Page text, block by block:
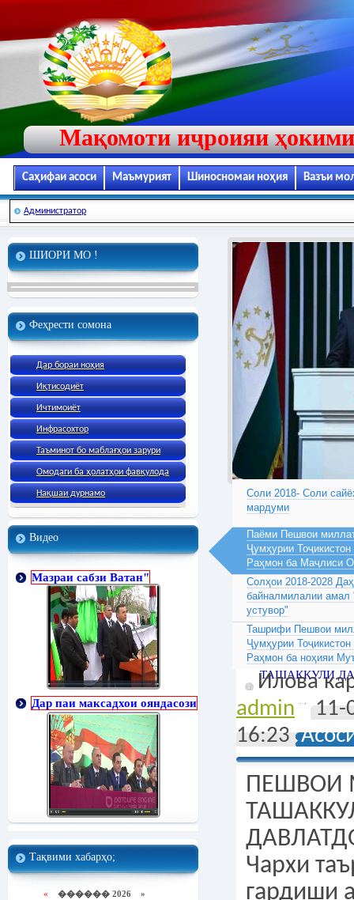
Мақомоти иҷроияи
Саҳифаи асоси Маъмурият Шиносномаи ноҳия Вазъи
Администратор
ШИОРИ МО !
Феҳрести сомона
Дар бораи ноҳия
Иқтисодиёт
Ичтимоиёт
Инфрасохтор
Таъминот бо маблағҳои зарури
Омодаги ба ҳолатҳои фавқулода
Нақшаи дурнамо
Видео
Мазраи сабзи Ватан"
Дар паи максадхои ояндасози
Тақвими хабарҳо;
« ������ 2026 »
Соли 2018- Соли
мардуми
Паёми Пешвои
Ҷумҳурии
Раҳмон ба Маҷлиси
Солҳои 2018-2028
байналмилалии
устувор"
Ташрифи Пешвои
Ҷумҳурии
Раҳмон ба ноҳияи
ТАШАККУЛИ
Илова
admin
11-
16:23
ПЕШВОИ МИЛЛАТ ВА ТАШАККУЛИ ДАВЛАТДОРИИ МИЛЛӢ Чархи таърих дар аснои гардиши абадии худ ба халқҳо ва давлатҳои ҷаҳон гоҳе пирӯзиҳо ва гоҳе нокомиҳо ба бор меорад. Бар асари чунин таҳаввулот, давлати муқтадири Сомониён пас аз 180 соли пойдориву шукӯҳмандӣ соли 999 аз саҳнаи ҷаҳон нопадид гашт ва пора – пора гардида, сарнавишташ ба дасти аҷнабиён афтод. Тоҷикон аз аввалин давлатдории миллии худ, ки дар дунёи он замон ҷойгоҳи муносибро дарёфта буд, маҳрум гаштанд. Баъди гузашти садсолаҳо, чархи гардун аз нав бар муроди тоҷикон гашт. 9 сентябри соли 1991 Хуршеди замоне фурӯрафтаи давлату истиқлоли тоҷикон аз нав тулуъ намуд ва бо чеҳраи нурбораш кӯҳу дамани моро равшан кард. Аммо, истиқлоли пас аз ҳазор сол ба мардуми тоҷик армуғоновардаи таърих ба гирдоб афтод. Бори дигар масъалаи ҳастӣ ва ё нестии миллати тоҷик дар баробари таърих қарор гирифт ва тақдири истиқлоли навини он дар сари мӯе муаллақ монд. Мамлакати орому осударо туғёни тундравию ифротгароиҳо фаро гирифт ва мавҷи он торафт шиддатноктар ва харобиовартар мегашт. Дар ин давраи ҳассос доираҳои табоҳкор ва бадандешу тирадил талош мекарданд, ки бо роҳи барангехтани низоъ, найрангҳои сиёсӣ ва бо мақсади бунёди давлати исломӣ Тоҷикистонро ба хоку хун кашанд. Пойтахти мамлакат - шаҳри Душанбе ба майдони тазоҳуроту гирдиҳамоиҳои беохир ва зӯроварию хунрезӣ табдил ёфт. Амалу рафтор ва кирдори майдондорон аз он шаҳодат медод, ки онҳо бар асоси нақшаҳои дар хориҷ аз кишвар тарҳрезигардида амал намуда, нақшаҳои шумашонро бо роҳи зӯрӣ ба сари халқи бофарҳанги тоҷик бор кардан мехостанд. Вазъи сиёсиву амниятӣ дар пойтахт торафт хатарноктар ва печидаву буҳронӣ мегашт. Кӯчаҳо аз мардум холӣ гардида, шомгоҳон пойтахт ба шаҳри мурда табдил ёфта, мардум аз ваҳму ҳарос аз манзилҳояшон берун намеомаданд. Муқовимати сиёсӣ авҷ гирифта, хатари ҳамчун давлати мустақил аз харитаи сиёсии олам нест гардидани Тоҷикистон, ба қисмҳо тақсим шудани он ва пароканда гаштани миллати тоҷик рӯз ба рӯз бештар таҳдид мекард. Мардум бовари худро ба ҳаёти имрӯзу фардояшон аз даст дода, бар асоси сиёсати тарҳрезишудаи душманон хонаву дари худро тарк карда, ба кишварҳои дуру наздик фирор менамуданд. Парокандагиву бенавоӣ ба авҷи аъло мерасид. Заминҳои серҳосил бесоҳиб монданд, шаҳрҳову ноҳияҳо, деҳаҳову хонаҳо аз одам холӣ гаштанд. Як мамлакати ободу хуррам, як миллати мутамаддин ва ба ҳам дӯсту тифоқро ба вартаи фалокату нобудӣ кашиданд, сарзамини серу пур ва пурфайзу баракатро хору муҳтоҷу бенаво гардонданд. Қадри нон аз қадри тилло баландтар гашт. Дар пойтахт ва дар бисёр минтақаҳои кишвар нон қурси моҳро мемонд, ки ба даст овардани он амри маҳол буд. Имрӯз, ки мо дар шароити осудаву ором дар сари дастархони пур аз нозу неъмат менишинем, набояд он рӯзҳои вазнину даҳшатборро аз ёд бубарем. Фаромӯш кардани онҳо худро фаромӯш кардан аст, таърихро фаромӯш кардан аст, гузаштаи худро аз ёд бурдан аст. Баъди гузашти садсолаҳо, чархи гардун аз нав бар муроди тоҷикон гашт. 9 сентябри соли 1991 Хуршеди замоне фурӯрафтаи давлату истиқлоли тоҷикон аз нав тулуъ намуд ва бо чеҳраи нурбораш кӯҳу дамани моро равшан кард. Аммо, истиқлоли пас аз ҳазор сол ба мардуми тоҷик армуғоновардаи таърих ба гирдоб афтод. Бори дигар масъалаи ҳастӣ ва ё нестии миллати тоҷик дар баробари таърих қарор гирифт ва тақдири истиқлоли навини он дар сари мӯе муаллақ монд. Дар дилу дар хотир нигоҳ доштани онҳо моро водор месозад, ки ба қадри зиндагии имрӯзаамон бирасем, ба давлату Ватани хеш арҷ бигузорем ва дастовардҳои истиқлолро чун гавҳараки чашм ҳифз намоем. Зеро дар охири қарни бист Тоҷикистон дар ҳолате қарор дошт, ки душманони дохиливу хориҷӣ бо шеваи гургона ба пайкари он дандон тез мекарданд ва ҳалокаташро мехостанд. Дар чунин як вазъияти даҳшатбору тақдирсоз Тоҷикистон ба шахсияте ниёз дошт, ки чун Исмоили Сомонӣ бо андешаву хиради баланд, бо матонату ақли солим ба арсаи сиёсат баромада, давлати фалаҷшударо аз нав эҳё намояд, халқу мамлакатро аз ҳалокат наҷот диҳад, ваҳдату якпорчагиро таъмин намояд, ба волоияти қонун кафолат диҳад, мардуми парешону роҳгумкардаро яктану муттаҳид созад. Баҳри ба ин ҳадаф расидан ва ҳаёти сиёсиву иҷтимоии кишварро муътадил сохтан моҳи ноябри соли 1992 дар Қасри Арбоби ноҳияи Бобоҷон Ғафуров Иҷлосияи таърихии XVI Шурои Олии Тоҷикистон доир гардид. Ин анҷумани тақдирсоз Эмомалӣ Раҳмон, ҷавонмарди шуҷоъ ва муборизро Сарвари давлати Тоҷикистон